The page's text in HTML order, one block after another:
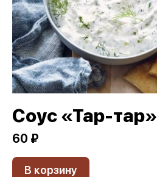
Соус «Тар-тар»
60 ₽
В корзину